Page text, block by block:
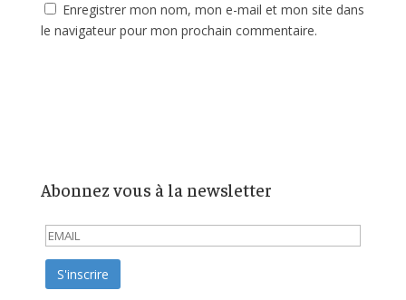
Enregistrer mon nom, mon e-mail et mon site dans
le navigateur pour mon prochain commentaire.
Abonnez vous à la newsletter